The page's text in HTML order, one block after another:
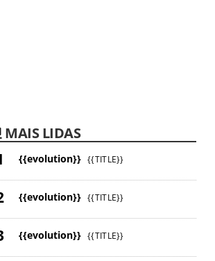
MAIS LIDAS
{{evolution}} {{TITLE}}
{{evolution}} {{TITLE}}
{{evolution}} {{TITLE}}